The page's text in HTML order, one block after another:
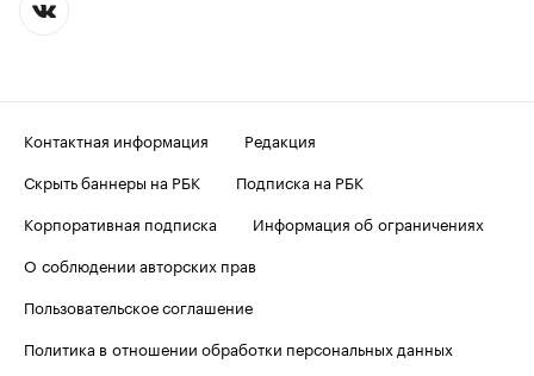
Контактная информация
Редакция
Скрыть баннеры на РБК
Подписка на РБК
Корпоративная подписка
Информация об ограничениях
О соблюдении авторских прав
Пользовательское соглашение
Политика в отношении обработки персональных данных